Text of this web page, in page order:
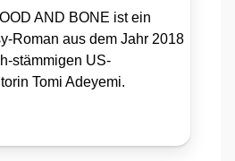
AND BONE ist ein
Roman aus dem Jahr 2018
stämmigen US-
Tomi Adeyemi.